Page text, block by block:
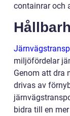
containrar och
miljöfördelar
Genom att dra
drivas av
bidra till en